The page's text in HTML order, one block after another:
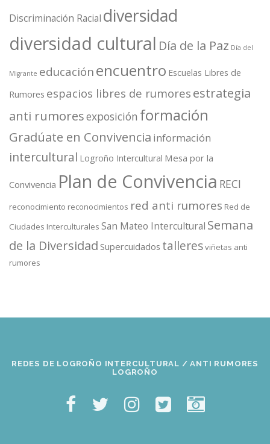
Discriminación Racial diversidad
diversidad cultural Día de la Paz Día del
Migrante educaciónencuentro Escuelas Libres de
Rumores espacios libres de rumores estrategia
anti rumoresexposición formación
Gradúate en Convivencia información
intercultural Logroño Intercultural Mesa por la
Convivencia Plan de Convivencia RECI
reconocimiento reconocimientos red anti rumores Red de
Ciudades Interculturales San Mateo Intercultural Semana
de la Diversidad Supercuidados talleresviñetas anti
rumores
REDES DE LOGROÑO INTERCULTURAL / ANTI RUMORES
LOGROÑO